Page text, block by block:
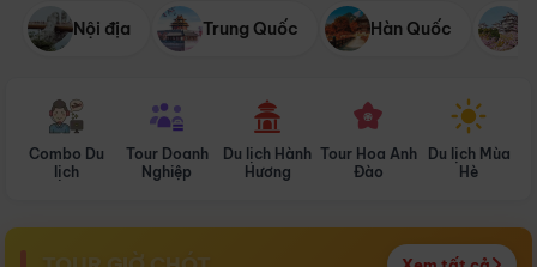
Nội địa Trung Quốc Hàn Quốc
Combo Du
lịch
Tour Doanh
Nghiệp
Du lịch Hành
Hương
Tour Hoa Anh
Đào
Du lịch Mùa
Hè